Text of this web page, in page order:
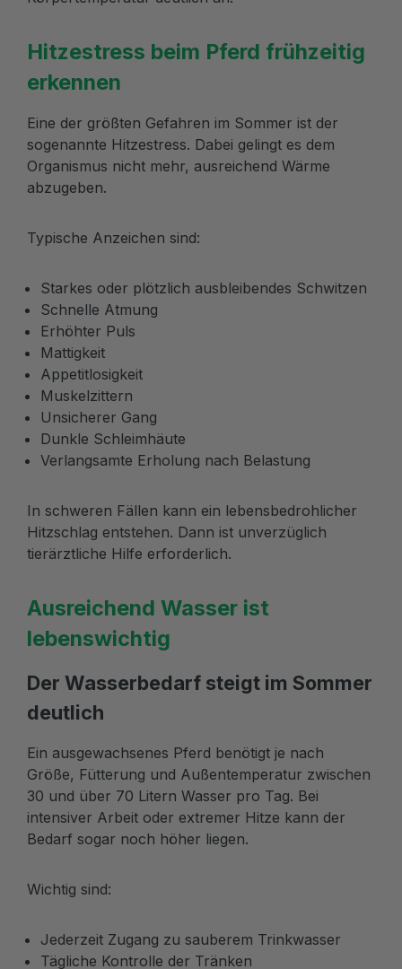
Hitzestress beim Pferd frühzeitig
erkennen
Eine der größten Gefahren im Sommer ist der
sogenannte Hitzestress. Dabei gelingt es dem
Organismus nicht mehr, ausreichend Wärme
abzugeben.
Typische Anzeichen sind:
Starkes oder plötzlich ausbleibendes Schwitzen
Schnelle Atmung
Erhöhter Puls
Mattigkeit
Appetitlosigkeit
Muskelzittern
Unsicherer Gang
Dunkle Schleimhäute
Verlangsamte Erholung nach Belastung
In schweren Fällen kann ein lebensbedrohlicher
Hitzschlag entstehen. Dann ist unverzüglich
tierärztliche Hilfe erforderlich.
Ausreichend Wasser ist
lebenswichtig
Der Wasserbedarf steigt im Sommer
deutlich
Ein ausgewachsenes Pferd benötigt je nach
Größe, Fütterung und Außentemperatur zwischen
30 und über 70 Litern Wasser pro Tag. Bei
intensiver Arbeit oder extremer Hitze kann der
Bedarf sogar noch höher liegen.
Wichtig sind:
Jederzeit Zugang zu sauberem Trinkwasser
Tägliche Kontrolle der Tränken